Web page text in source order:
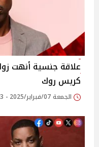
علاقة جنسية أنهت
كريس روك
الجمعة 07/فبراير/2025 - 12:13 م